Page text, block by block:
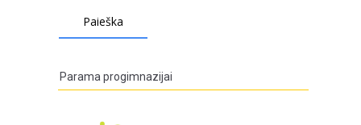
Parama progimnazijai